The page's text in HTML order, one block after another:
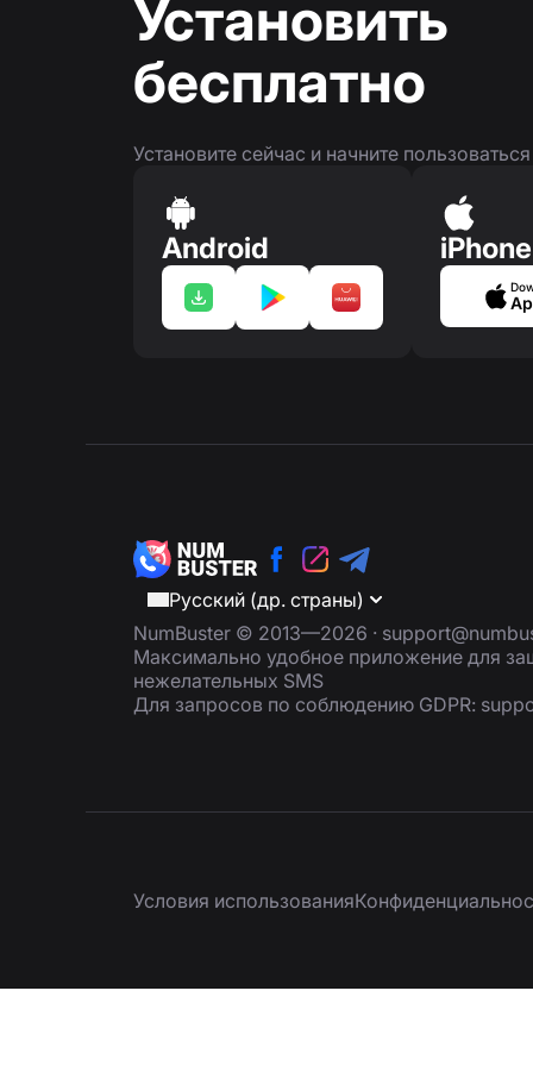
Установить
бесплатно
Установите сейчас и начните
Android iPhone
Русский (др. страны)
NumBuster © 2013—2026 ·
Максимально удобное приложение для
нежелательных SMS
Для запросов по соблюдению GDPR:
Условия использования